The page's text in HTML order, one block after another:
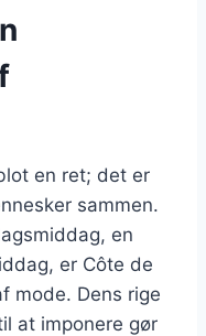
en ret; det er
sammen.
en
er Côte de
mode. Dens rige
at imponere gør